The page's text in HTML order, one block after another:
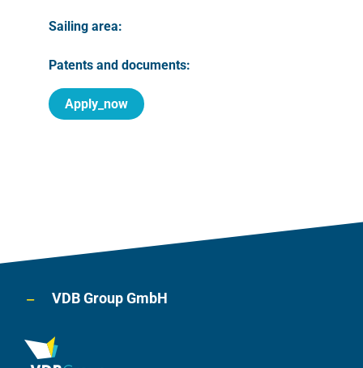
Sailing area:
Patents and documents:
Apply_now
VDB Group GmbH